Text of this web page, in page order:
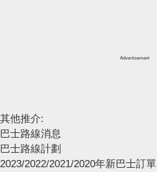
Advertisement
其他推介:
巴士路線消息
巴士路線計劃
2023/2022/2021/2020年新巴士訂單